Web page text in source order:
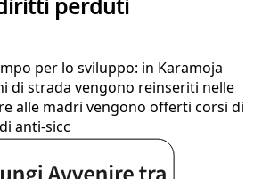
perduti
per lo sviluppo: in Karamoja
di strada vengono reinseriti nelle
alle madri vengono offerti corsi di
anti-sicc